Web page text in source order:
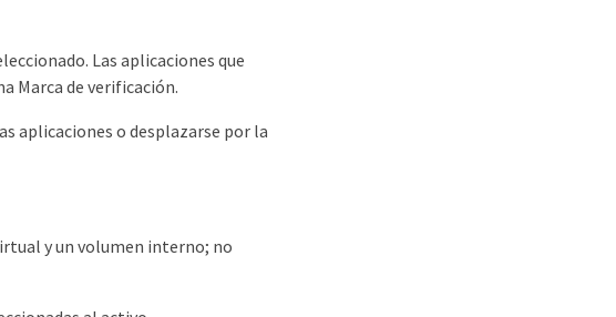
Las aplicaciones que
Marca de verificación.
aplicaciones o desplazarse por la
y un volumen interno; no